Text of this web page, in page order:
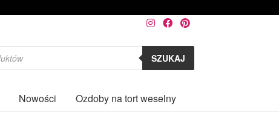
SZUKAJ
Nowości Ozdoby na tort weselny